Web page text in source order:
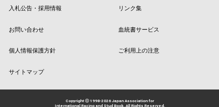
入札公告・採用情報 リンク集
お問い合わせ 血統書サービス
個人情報保護方針 ご利用上の注意
サイトマップ
Copyright ⓒ 1998-2026 Japan Association for
International Racing and Stud Book. All Rights Reserved.